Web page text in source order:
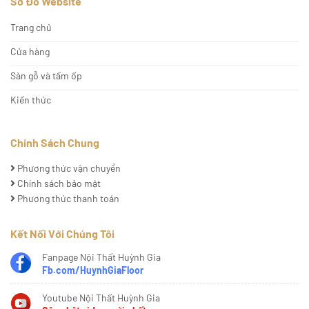
Trang chủ
Cửa hàng
Sàn gỗ và tấm ốp
Kiến thức
Chính Sách Chung
Phương thức vận chuyển
Chính sách bảo mật
Phương thức thanh toán
Kết Nối Với Chúng Tôi
Fanpage Nội Thất Huỳnh Gia
Fb.com/HuynhGiaFloor
Youtube Nội Thất Huỳnh Gia